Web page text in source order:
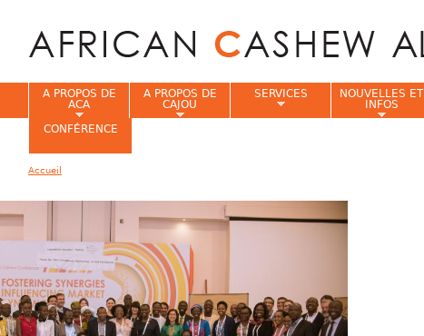
A PROPOS DE
ACA
A PROPOS DE
CAJOU
SERVICES
NOUVELLES ET
INFOS
CONFÉRENCE
Accueil